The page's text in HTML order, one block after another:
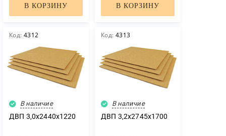
В КОРЗИНУ В КОРЗИНУ
Код: 4312
В наличие
ДВП 3,0х2440х1220
Код: 4313
В наличие
ДВП 3,2х2745х1700